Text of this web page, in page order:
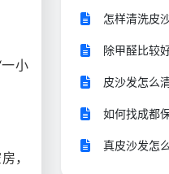
小
，
怎样清洗皮
除甲醛比较
皮沙发怎么
如何找成都
真皮沙发怎